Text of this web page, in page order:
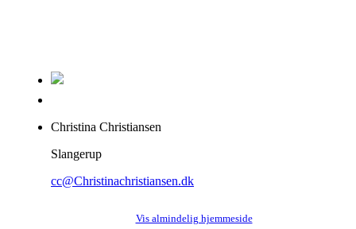
Christina Christiansen
Slangerup
cc@Christinachristiansen.dk
Vis almindelig hjemmeside